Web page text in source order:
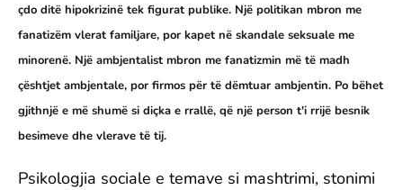
çdo ditë hipokrizinë tek figurat publike. Një politikan mbron me
fanatizëm vlerat familjare, por kapet në skandale seksuale me
minorenë. Një ambjentalist mbron me fanatizmin më të madh
çështjet ambjentale, por firmos për të dëmtuar ambjentin. Po bëhet
gjithnjë e më shumë si diçka e rrallë, që një person t'i rrijë besnik
besimeve dhe vlerave të tij.
Psikologjia sociale e temave si mashtrimi, stonimi